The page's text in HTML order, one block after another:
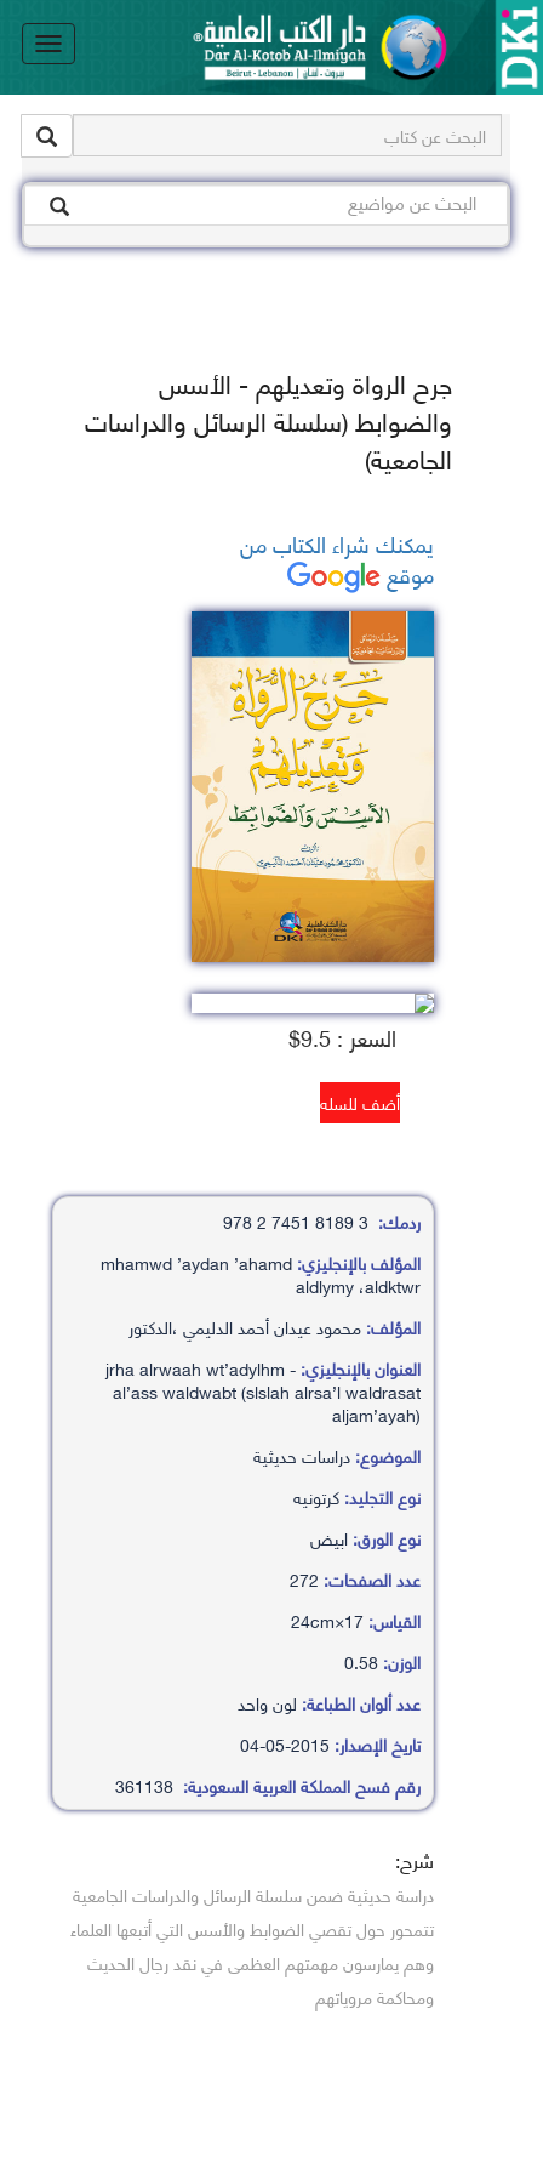
جرح الرواة وتعديلهم - الأسس
والضوابط (سلسلة الرسائل والدراسات
الجامعية)
يمكنك شراء الكتاب من
موقع
السعر : 9.5$
ردمك:
المؤلف بالإنجليزي:mhamwd ’aydan ’ahamd
aldlymy ،aldktwr
المؤلف:محمود عيدان أحمد الدليمي ،الدكتور
العنوان بالإنجليزي:jrha alrwaah wt’adylhm -
al’ass waldwabt (slslah alrsa’l waldrasat
aljam’ayah)
الموضوع:دراسات حديثية
نوع التجليد:كرتونيه
نوع الورق:ابيض
عدد الصفحات:
القياس:
الوزن:
عدد ألوان الطباعة: لون واحد
تاريخ الإصدار:
رقم فسح المملكة العربية السعودية:
شرح:
دراسة حديثية ضمن سلسلة الرسائل والدراسات الجامعية
تتمحور حول تقصي الضوابط والأسس التي أتبعها العلماء
وهم يمارسون مهمتهم العظمى في نقد رجال الحديث
ومحاكمة مروياتهم